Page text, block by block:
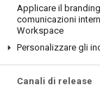
Applicare il
comunicazioni
Workspace
Personalizzare gli
Canali di release